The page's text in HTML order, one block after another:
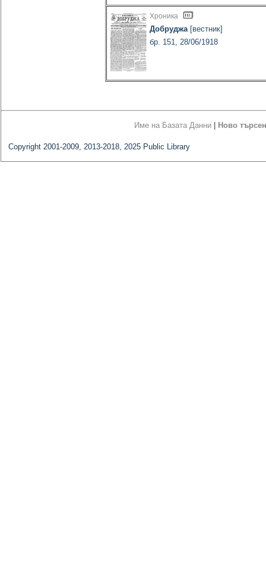
Хроника
Добруджа[вестник]
бр. 151, 28/06/1918
Име на Базата Данни Ново
Copyright 2001-2009, 2013-2018, 2025 Public Library